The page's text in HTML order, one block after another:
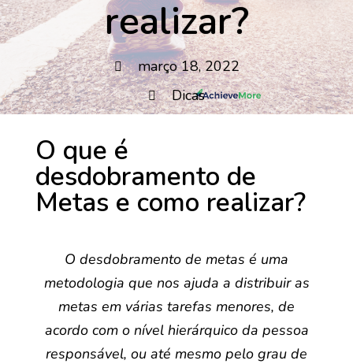
realizar?
março 18, 2022
Dicas
O que é
desdobramento de
Metas e como realizar?
O desdobramento de metas é uma
metodologia que nos ajuda a distribuir as
metas em várias tarefas menores, de
acordo com o nível hierárquico da pessoa
responsável, ou até mesmo pelo grau de